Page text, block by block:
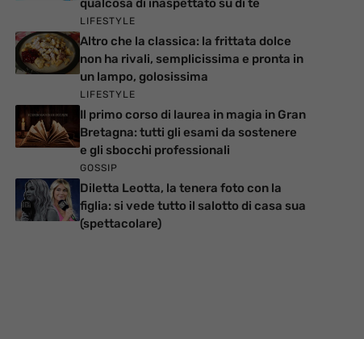
qualcosa di inaspettato su di te
LIFESTYLE
Altro che la classica: la frittata dolce
non ha rivali, semplicissima e pronta in
un lampo, golosissima
LIFESTYLE
Il primo corso di laurea in magia in Gran
Bretagna: tutti gli esami da sostenere
e gli sbocchi professionali
GOSSIP
Diletta Leotta, la tenera foto con la
figlia: si vede tutto il salotto di casa sua
(spettacolare)